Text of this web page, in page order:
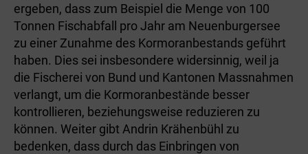
ergeben, dass zum Beispiel die Menge von 100
Tonnen Fischabfall pro Jahr am Neuenburgersee
zu einer Zunahme des Kormoranbestands geführt
haben. Dies sei insbesondere widersinnig, weil ja
die Fischerei von Bund und Kantonen Massnahmen
verlangt, um die Kormoranbestände besser
kontrollieren, beziehungsweise reduzieren zu
können. Weiter gibt Andrin Krähenbühl zu
bedenken, dass durch das Einbringen von